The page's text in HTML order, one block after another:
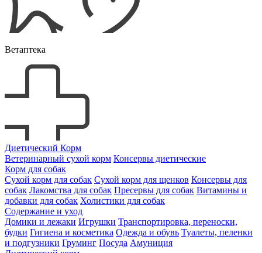
Ветаптека
Диетический Корм
Ветеринарный сухой корм Консервы диетические
Корм для собак
Сухой корм для собак Сухой корм для щенков Консервы для
собак Лакомства для собак Пресервы для собак Витамины и
добавки для собак Холистики для собак
Содержание и уход
Домики и лежаки Игрушки Транспортировка, переноски,
будки Гигиена и косметика Одежда и обувь Туалеты, пеленки
и подгузники Груминг Посуда Амуниция